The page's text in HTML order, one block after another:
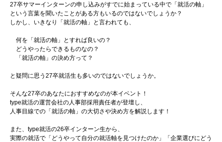
27卒サマーインターンの申し込みがすでに始まっている中で「就活の軸」
という言葉を聞いたことがある方もいるのではないでしょうか？
しかし、いきなり「就活の軸」と言われても、
何を「就活の軸」とすれば良いの？
どうやったらできるものなの？
「就活の軸」の決め方って？
と疑問に思う27卒就活生も多いのではないでしょうか。
そんな27卒のあなたにおすすめなのが本イベント！
type就活の運営会社の人事部採用責任者が登壇し、
人事目線での「就活の軸」の大切さや決め方を解説します！
また、type就活の26卒インターン生から、
実際の就活で「どうやって自分の就活軸を見つけたのか」「企業選びにどう